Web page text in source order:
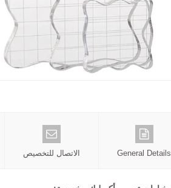
General Details الاتصال للتخصيص